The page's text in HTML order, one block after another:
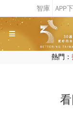
熱門：